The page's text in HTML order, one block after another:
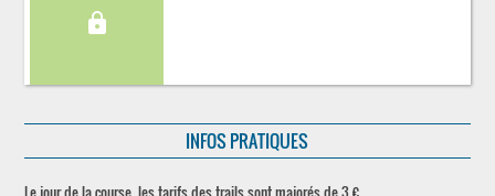
lock
INFOS PRATIQUES
Le jour de la course, les tarifs des trails sont majorés de 3 €.